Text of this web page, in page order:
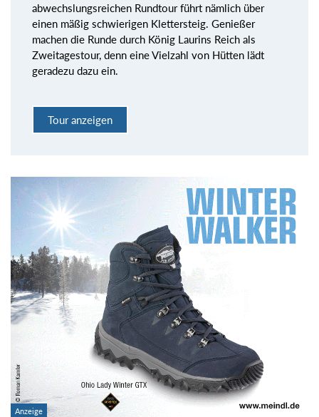
abwechslungsreichen Rundtour führt nämlich über
einen mäßig schwierigen Klettersteig. Genießer
machen die Runde durch König Laurins Reich als
Zweitagestour, denn eine Vielzahl von Hütten lädt
geradezu dazu ein.
Tour anzeigen